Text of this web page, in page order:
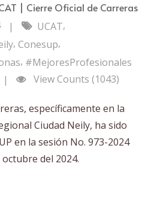
| Cierre Oficial de Carreras
| UCAT,
, Conesup,
, #MejoresProfesionales
| View Counts (1043)
específicamente en la
Ciudad Neily, ha sido
en la sesión No. 973-2024
del 2024.